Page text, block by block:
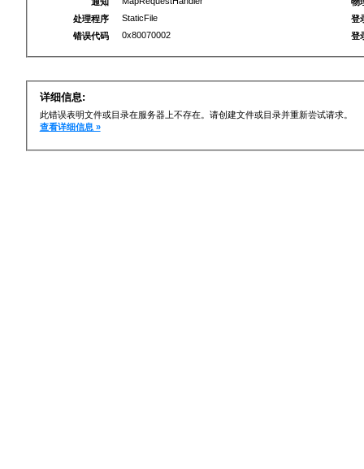
处理程序
StaticFile
错误代码
0x80070002
登
登
详细信息:
此错误表明文件或目录在服务器上不存在。请创建文件或目录并重新尝试请求。
查看详细信息 »